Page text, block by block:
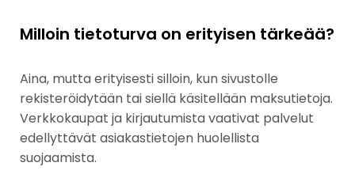
Milloin tietoturva on erityisen tärkeää?
Aina, mutta erityisesti silloin, kun sivustolle
rekisteröidytään tai siellä käsitellään maksutietoja.
Verkkokaupat ja kirjautumista vaativat palvelut
edellyttävät asiakastietojen huolellista
suojaamista.